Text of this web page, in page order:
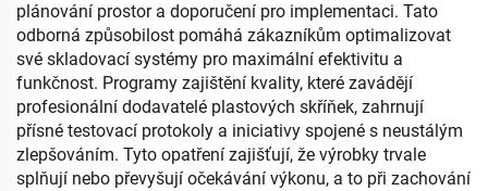
plánování prostor a doporučení pro implementaci. Tato
odborná způsobilost pomáhá zákazníkům optimalizovat
své skladovací systémy pro maximální efektivitu a
funkčnost. Programy zajištění kvality, které zavádějí
profesionální dodavatelé plastových skříňek, zahrnují
přísné testovací protokoly a iniciativy spojené s neustálým
zlepšováním. Tyto opatření zajišťují, že výrobky trvale
splňují nebo převyšují očekávání výkonu, a to při zachování